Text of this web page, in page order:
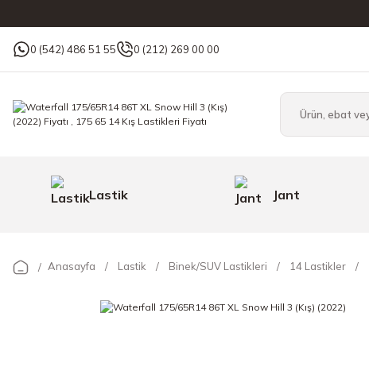
0 (542) 486 51 55 0 (212) 269 00 00
Lastik Jant
Anasayfa Lastik Binek/SUV Lastikleri 14 Lastikler